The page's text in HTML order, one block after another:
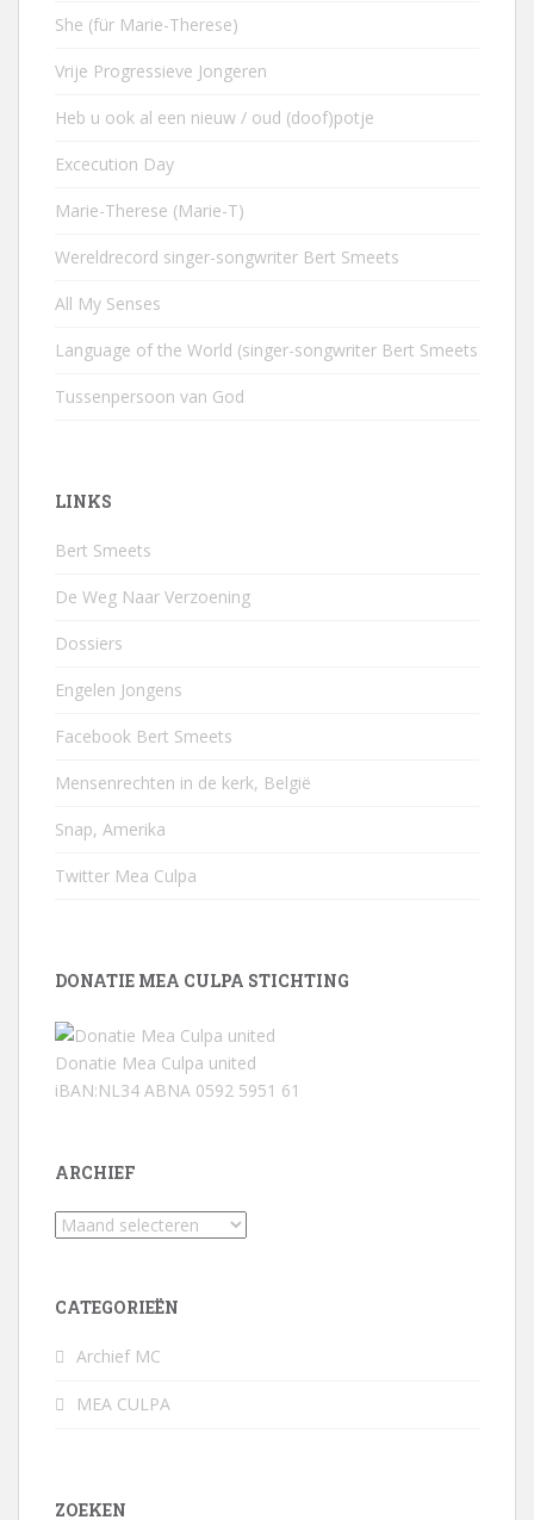
She (für Marie-Therese)
Vrije Progressieve Jongeren
Heb u ook al een nieuw / oud (doof)potje
Excecution Day
Marie-Therese (Marie-T)
Wereldrecord singer-songwriter Bert Smeets
All My Senses
Language of the World (singer-songwriter Bert Smeets
Tussenpersoon van God
LINKS
Bert Smeets
De Weg Naar Verzoening
Dossiers
Engelen Jongens
Facebook Bert Smeets
Mensenrechten in de kerk, België
Snap, Amerika
Twitter Mea Culpa
DONATIE MEA CULPA STICHTING
Donatie Mea Culpa united
iBAN:NL34 ABNA 0592 5951 61
ARCHIEF
Archief
CATEGORIEËN
Archief MC
MEA CULPA
ZOEKEN